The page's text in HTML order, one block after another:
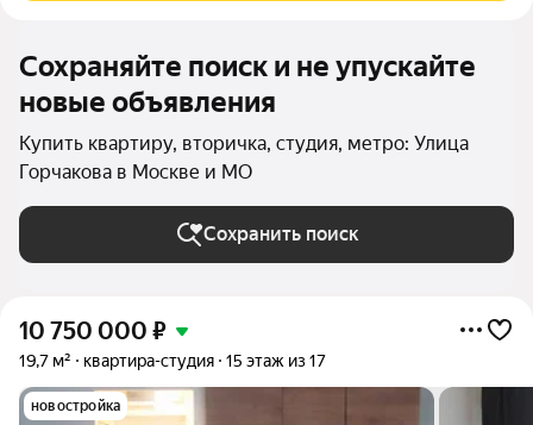
Сохраняйте поиск и не упускайте
новые объявления
Купить квартиру, вторичка, студия, метро: Улица
Горчакова в Москве и МО
Сохранить поиск
10 750 000 ₽
19,7 м² квартира-студия 15 этаж из 17
новостройка